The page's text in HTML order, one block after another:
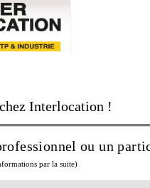
Interlocation !
ou un
par la suite)